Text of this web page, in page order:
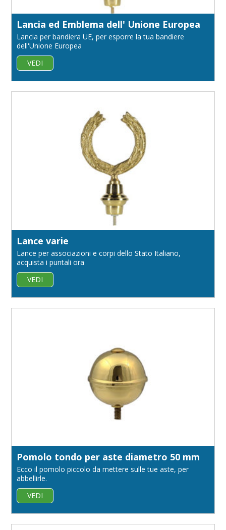
Lancia ed Emblema dell' Unione Europea
Lancia per bandiera UE, per esporre la tua bandiere
dell'Unione Europea
VEDI
Lance varie
Lance per associazioni e corpi dello Stato Italiano,
acquista i puntali ora
VEDI
Pomolo tondo per aste diametro 50 mm
Ecco il pomolo piccolo da mettere sulle tue aste, per
abbellirle.
VEDI